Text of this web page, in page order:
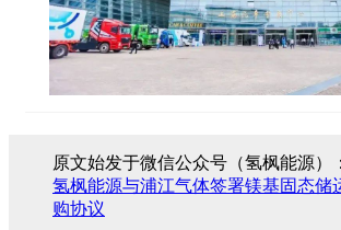
原文始发于微信公众号（氢枫能源）：
氢枫能源与浦江气体签署镁基固态储
购协议